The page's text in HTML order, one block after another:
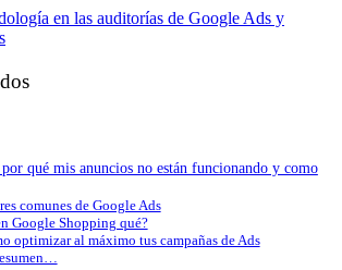
en las auditorías de Google Ads y
qué mis anuncios no están funcionando y como
comunes de Google Ads
Google Shopping qué?
optimizar al máximo tus campañas de Ads